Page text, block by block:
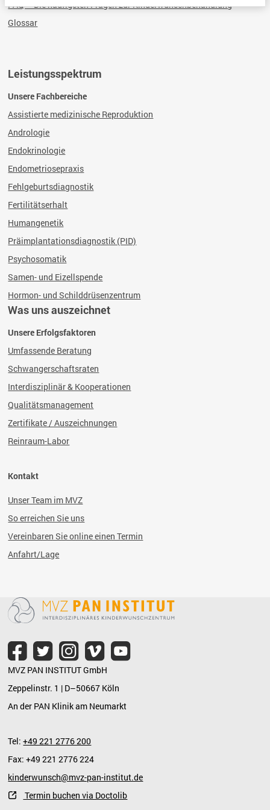
FAQ – Die häufigsten Fragen zur Kinderwunschbehandlung
Glossar
Leistungsspektrum
Unsere Fachbereiche
Assistierte medizinische Reproduktion
Andrologie
Endokrinologie
Endometriosepraxis
Fehlgeburtsdiagnostik
Fertilitätserhalt
Humangenetik
Präimplantationsdiagnostik (PID)
Psychosomatik
Samen- und Eizellspende
Hormon- und Schilddrüsenzentrum
Was uns auszeichnet
Unsere Erfolgsfaktoren
Umfassende Beratung
Schwangerschaftsraten
Interdisziplinär & Kooperationen
Qualitätsmanagement
Zertifikate / Auszeichnungen
Reinraum-Labor
Kontakt
Unser Team im MVZ
So erreichen Sie uns
Vereinbaren Sie online einen Termin
Anfahrt/Lage
MVZ PAN INSTITUT GmbH
Zeppelinstr. 1 | D–50667 Köln
An der PAN Klinik am Neumarkt
Tel:+49 221 2776 200
Fax: +49 221 2776 224
kinderwunsch@mvz-pan-institut.de
Termin buchen via Doctolib